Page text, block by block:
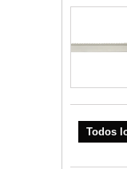
Todos